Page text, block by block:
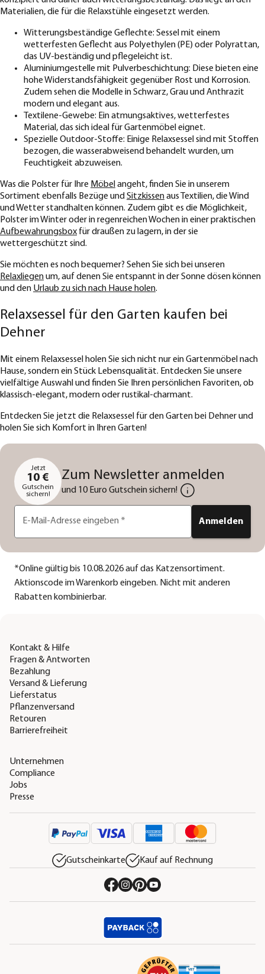
Materialien, die für die Relaxstühle eingesetzt werden.
Witterungsbeständige Geflechte: Sessel mit einem
wetterfesten Geflecht aus Polyethylen (PE) oder Polyrattan,
das UV-beständig und pflegeleicht ist.
Aluminiumgestelle mit Pulverbeschichtung: Diese bieten eine
hohe Widerstandsfähigkeit gegenüber Rost und Korrosion.
Zudem sehen die Modelle in Schwarz, Grau und Anthrazit
modern und elegant aus.
Textilene-Gewebe: Ein atmungsaktives, wetterfestes
Material, das sich ideal für Gartenmöbel eignet.
Spezielle Outdoor-Stoffe: Einige Relaxsessel sind mit Stoffen
bezogen, die wasserabweisend behandelt wurden, um
Feuchtigkeit abzuweisen.
Was die Polster für Ihre Möbel angeht, finden Sie in unserem
Sortiment ebenfalls Bezüge und Sitzkissenaus Textilien, die Wind
und Wetter standhalten können. Zudem gibt es die Möglichkeit,
Polster im Winter oder in regenreichen Wochen in einer praktischen
Aufbewahrungsbox für draußen zu lagern, in der sie
wettergeschützt sind.
Sie möchten es noch bequemer? Sehen Sie sich bei unseren
Relaxliegenum, auf denen Sie entspannt in der Sonne dösen können
und den Urlaub zu sich nach Hause holen.
Relaxsessel für den Garten kaufen bei
Dehner
Mit einem Relaxsessel holen Sie sich nicht nur ein Gartenmöbel nach
Hause, sondern ein Stück Lebensqualität. Entdecken Sie unsere
vielfältige Auswahl und finden Sie Ihren persönlichen Favoriten, ob
klassisch-elegant, modern oder rustikal-charmant.
Entdecken Sie jetzt die Relaxsessel für den Garten bei Dehner und
holen Sie sich Komfort in Ihren Garten!
Jetzt
10 €
Gutschein
sichern!
Zum Newsletter anmelden
und 10 Euro Gutschein sichern!
E-Mail-Adresse eingeben * Anmelden
*Online gültig bis 10.08.2026 auf das Katzensortiment.
Aktionscode im Warenkorb eingeben. Nicht mit anderen
Rabatten kombinierbar.
Kontakt & Hilfe
Fragen & Antworten
Bezahlung
Versand & Lieferung
Lieferstatus
Pflanzenversand
Retouren
Barrierefreiheit
Unternehmen
Compliance
Jobs
Presse
Gutscheinkarte Kauf auf Rechnung